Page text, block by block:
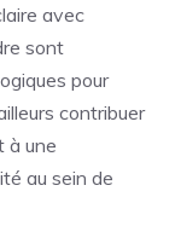
avec
sont
pour
contribuer
à une
au sein de